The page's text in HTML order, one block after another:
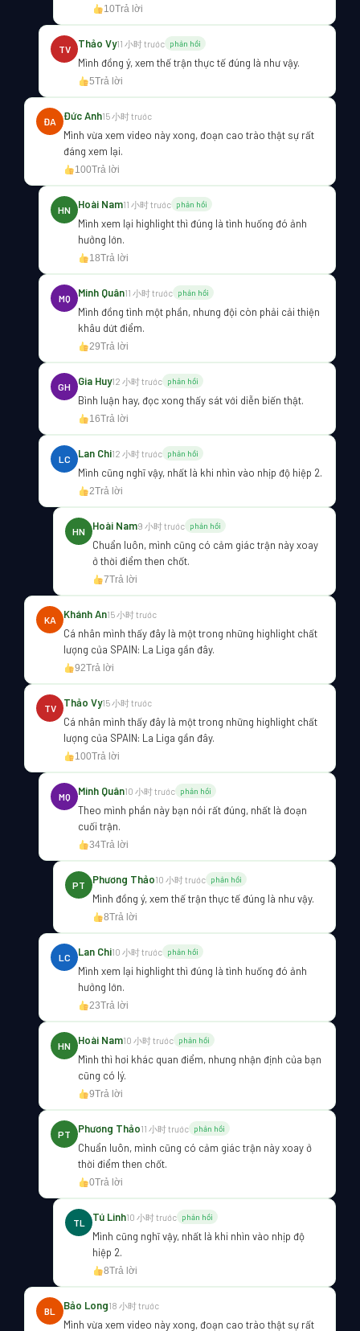
10Trả lời
TV Thảo Vy11 小时 trước phản hồi
Mình đồng ý, xem thế trận thực tế đúng là như vậy.
5Trả lời
ĐA Đức Anh15 小时 trước
Mình vừa xem video này xong, đoạn cao trào thật sự rất
đáng xem lại.
100Trả lời
HN Hoài Nam11 小时 trước phản hồi
Mình xem lại highlight thì đúng là tình huống đó ảnh
hưởng lớn.
18Trả lời
MQ Minh Quân11 小时 trước phản hồi
Mình đồng tình một phần, nhưng đội còn phải cải thiện
khâu dứt điểm.
29Trả lời
GH Gia Huy12 小时 trước phản hồi
Bình luận hay, đọc xong thấy sát với diễn biến thật.
16Trả lời
LC Lan Chi12 小时 trước phản hồi
Mình cũng nghĩ vậy, nhất là khi nhìn vào nhịp độ hiệp 2.
2Trả lời
HN Hoài Nam9 小时 trước phản hồi
Chuẩn luôn, mình cũng có cảm giác trận này xoay
ở thời điểm then chốt.
7Trả lời
KA Khánh An15 小时 trước
Cá nhân mình thấy đây là một trong những highlight chất
lượng của SPAIN: La Liga gần đây.
92Trả lời
TV Thảo Vy15 小时 trước
Cá nhân mình thấy đây là một trong những highlight chất
lượng của SPAIN: La Liga gần đây.
100Trả lời
MQ Minh Quân10 小时 trước phản hồi
Theo mình phần này bạn nói rất đúng, nhất là đoạn
cuối trận.
34Trả lời
PT Phương Thảo10 小时 trước phản hồi
Mình đồng ý, xem thế trận thực tế đúng là như vậy.
8Trả lời
LC Lan Chi10 小时 trước phản hồi
Mình xem lại highlight thì đúng là tình huống đó ảnh
hưởng lớn.
23Trả lời
HN Hoài Nam10 小时 trước phản hồi
Mình thì hơi khác quan điểm, nhưng nhận định của bạn
cũng có lý.
9Trả lời
PT Phương Thảo11 小时 trước phản hồi
Chuẩn luôn, mình cũng có cảm giác trận này xoay ở
thời điểm then chốt.
0Trả lời
TL Tú Linh10 小时 trước phản hồi
Mình cũng nghĩ vậy, nhất là khi nhìn vào nhịp độ
hiệp 2.
8Trả lời
BL Bảo Long18 小时 trước
Mình vừa xem video này xong, đoạn cao trào thật sự rất